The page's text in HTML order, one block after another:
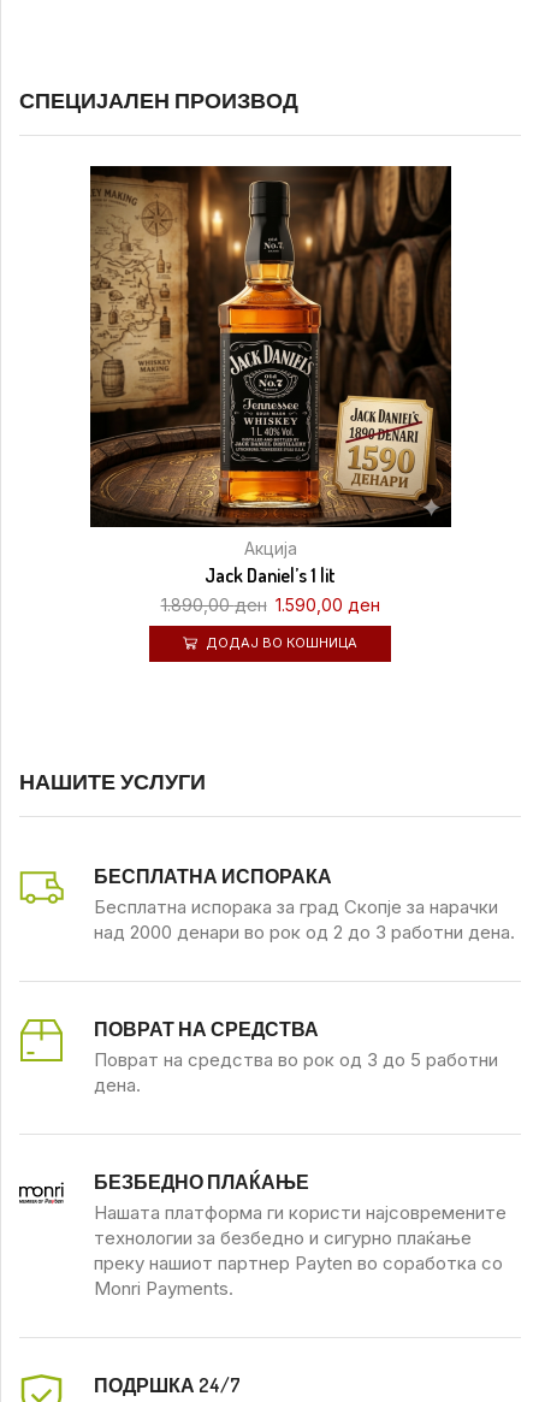
СПЕЦИЈАЛЕН ПРОИЗВОД
Акција
Jack Daniel’s 1 lit
1.890,00ден 1.590,00 ден
ДОДАЈ ВО КОШНИЦА
НАШИТЕ УСЛУГИ
БЕСПЛАТНА ИСПОРАКА
Бесплатна испорака за град Скопје за нарачки
над 2000 денари во рок од 2 до 3 работни дена.
ПОВРАТ НА СРЕДСТВА
Поврат на средства во рок од 3 до 5 работни
дена.
БЕЗБЕДНО ПЛАЌАЊЕ
Нашата платформа ги користи најсовремените
технологии за безбедно и сигурно плаќање
преку нашиот партнер Payten во соработка со
Monri Payments.
ПОДРШКА 24/7